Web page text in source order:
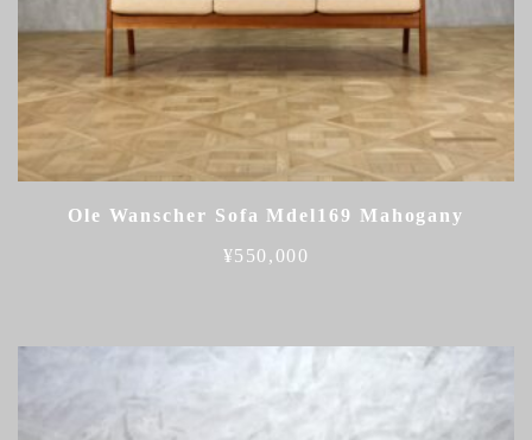
Ole Wanscher Sofa Mdel169 Mahogany
¥550,000